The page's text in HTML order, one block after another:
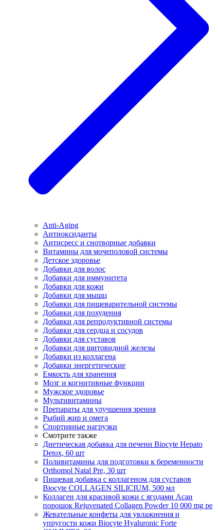
Anti-Aging
Антиоксиданты
Антисресс и снотворные добавки
Витамины для мочеполовой системы
Детское здоровье
Добавки для волос
Добавки для иммунитета
Добавки для кожи
Добавки для мыщц
Добавки для пищеварительной системы
Добавки для похудения
Добавки для репродуктивной системы
Добавки для сердца и сосудов
Добавки для суставов
Добавки для щитовидной железы
Добавки из коллагена
Добавки энергетические
Емкость для хранения
Мозг и когнитивные функции
Мужское здоровье
Мультивитамины
Препараты для улучшения зрения
Рыбий жир и омега
Спортивные нагрузки
Смотрите также
Диетическая добавка для печени Biocyte Hepato
Detox, 60 шт
Поливитамины для подготовки к беременности
Orthomol Natal Pre, 30 шт
Пищевая добавка с коллагеном для суставов
Biocyte COLLAGEN SILICIUM, 500 мл
Коллаген для красивой кожи с ягодами Асаи
порошок Rejuvenated Сollagen Powder 10 000 mg pe
Жевательные конфеты для увлажнения и
упругости кожи Biocyte Hyaluronic Forte